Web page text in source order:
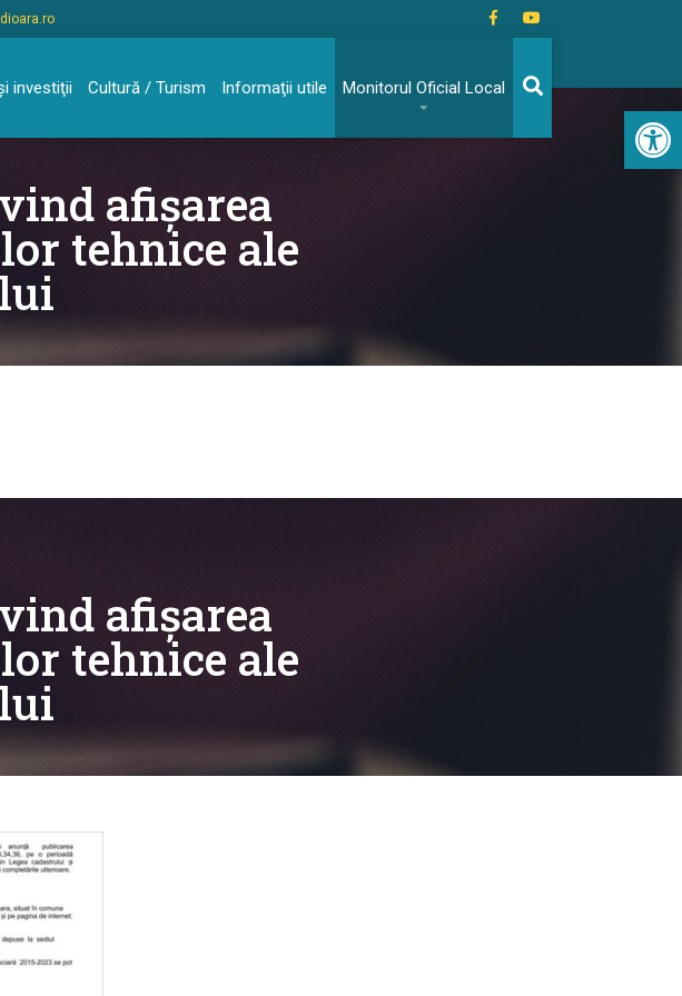
investiţii Cultură / Turism Informaţii utile Monitorul Oficial Local
afișarea
tehnice ale
afișarea
tehnice ale